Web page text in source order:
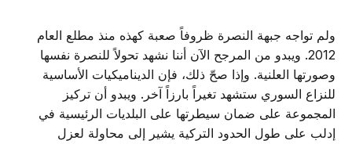
ولم تواجه جبهة النصرة ظروفاً صعبة كهذه منذ مطلع العام
2012. ويبدو من المرجح الآن أننا نشهد تحولاً للنصرة نفسها
وصورتها العلنية. وإذا صحّ ذلك، فإن الديناميكيات الأساسية
للنزاع السوري ستشهد تغيراً بارزاً آخر. ويبدو أن تركيز
المجموعة على ضمان سيطرتها على البلديات الرئيسية في
إدلب على طول الحدود التركية يشير إلى محاولة لعزل